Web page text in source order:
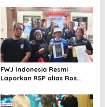
FWJ Indonesia Resmi
Laporkan RSP alias Ros